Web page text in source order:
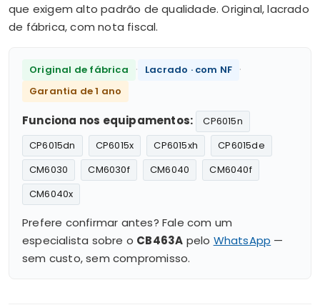
que exigem alto padrão de qualidade. Original, lacrado
de fábrica, com nota fiscal.
Original de fábrica · Lacrado · com NF ·
Garantia de 1 ano
Funciona nos equipamentos:
CP6015n
CP6015dn
CP6015x CP6015xh
CP6015de
CM6030
CM6030f CM6040
CM6040f
CM6040x
Prefere confirmar antes? Fale com um
especialista sobre o CB463A pelo WhatsApp —
sem custo, sem compromisso.